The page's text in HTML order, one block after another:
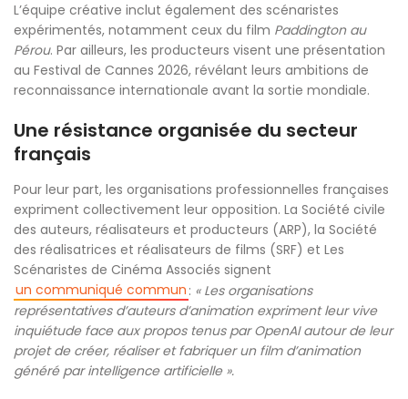
L’équipe créative inclut également des scénaristes
expérimentés, notamment ceux du film Paddington au
Pérou. Par ailleurs, les producteurs visent une présentation
au Festival de Cannes 2026, révélant leurs ambitions de
reconnaissance internationale avant la sortie mondiale.
Une résistance organisée du secteur
français
Pour leur part, les organisations professionnelles françaises
expriment collectivement leur opposition. La Société civile
des auteurs, réalisateurs et producteurs (ARP), la Société
des réalisatrices et réalisateurs de films (SRF) et Les
Scénaristes de Cinéma Associés signent
un communiqué commun : « Les organisations
représentatives d’auteurs d’animation expriment leur vive
inquiétude face aux propos tenus par OpenAI autour de leur
projet de créer, réaliser et fabriquer un film d’animation
généré par intelligence artificielle ».